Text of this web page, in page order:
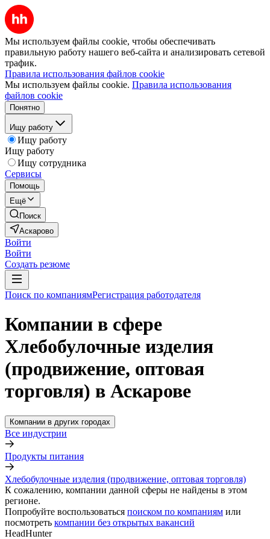
Мы используем файлы cookie, чтобы обеспечивать
правильную работу нашего веб-сайта и анализировать сетевой
трафик.
Правила использования файлов cookie
Мы используем файлы cookie. Правила использования
файлов cookie
Понятно
Ищу работу
Ищу работу
Ищу работу
Ищу сотрудника
Сервисы
Помощь
Ещё
Поиск
Аскарово
Войти
Войти
Создать резюме
Поиск по компаниямРегистрация работодателя
Компании в сфере
Хлебобулочные изделия
(продвижение, оптовая
торговля) в Аскарове
Компании в других городах
Все индустрии
Продукты питания
Хлебобулочные изделия (продвижение, оптовая торговля)
К сожалению, компании данной сферы не найдены в этом
регионе.
Попробуйте воспользоваться поиском по компаниям или
посмотреть компании без открытых вакансий
HeadHunter